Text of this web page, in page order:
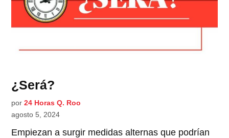
¿Será?
por 24 Horas Q. Roo
agosto 5, 2024
Empiezan a surgir medidas alternas que podrían